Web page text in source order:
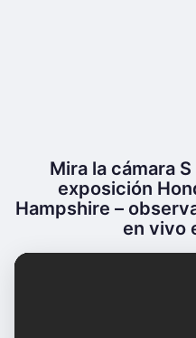
Mira la cámara
exposición
Hampshire –
en vivo